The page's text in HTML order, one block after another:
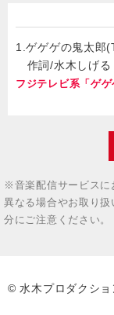
1.ゲゲゲの鬼太郎
作詞/水木しげ
フジテレビ系「ゲ
※音楽配信サービスに
異なる場合やお取り
分にご注意ください。
© 水木プロダクショ